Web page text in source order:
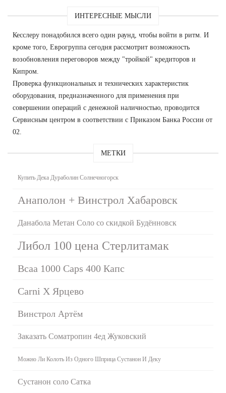
ИНТЕРЕСНЫЕ МЫСЛИ
Кесслеру понадобился всего один раунд, чтобы войти в ритм. И
кроме того, Еврогруппа сегодня рассмотрит возможность
возобновления переговоров между "тройкой" кредиторов и
Кипром.
Проверка функциональных и технических характеристик
оборудования, предназначенного для применения при
совершении операций с денежной наличностью, проводится
Сервисным центром в соответствии с Приказом Банка России от
02.
МЕТКИ
Купить Дека Дураболин Солнечногорск
Анаполон + Винстрол Хабаровск
Данабола Метан Соло со скидкой Будённовск
Либол 100 цена Стерлитамак
Bcaa 1000 Caps 400 Капс
Carni X Ярцево
Винстрол Артём
Заказать Cоматропин 4ед Жуковский
Можно Ли Колоть Из Одного Шприца Сустанон И Деку
Сустанон соло Сатка